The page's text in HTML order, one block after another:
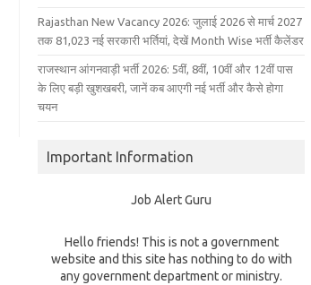
Rajasthan New Vacancy 2026: जुलाई 2026 से मार्च 2027
तक 81,023 नई सरकारी भर्तियां, देखें Month Wise भर्ती कैलेंडर
राजस्थान आंगनवाड़ी भर्ती 2026: 5वीं, 8वीं, 10वीं और 12वीं पास
के लिए बड़ी खुशखबरी, जानें कब आएगी नई भर्ती और कैसे होगा
चयन
Important Information
Job Alert Guru
Hello friends! This is not a government
website and this site has nothing to do with
any government department or ministry.